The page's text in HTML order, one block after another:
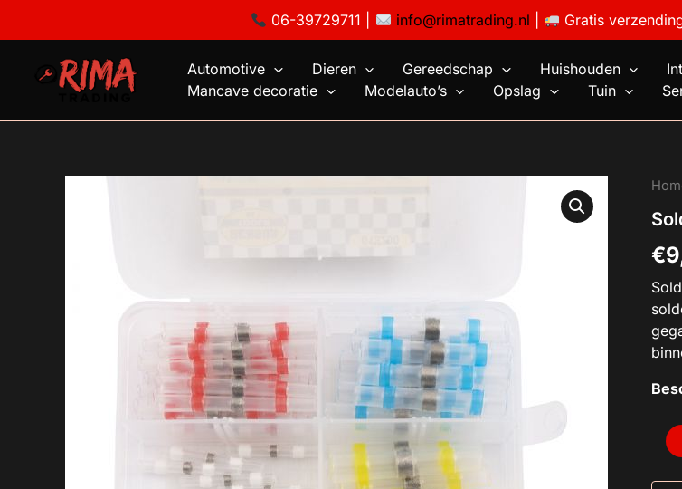
06-39729711 | info@rimatrading.nl Gratis
inhoud
Automotive Dieren Gereedschap Huishouden
Mancave decoratie
Modelauto’s Opslag Tuin
€